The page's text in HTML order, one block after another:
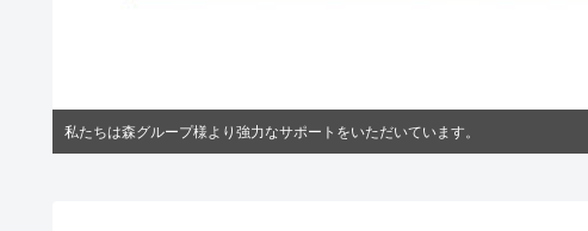
私たちは森グループ様より強力なサポートをいただいています。